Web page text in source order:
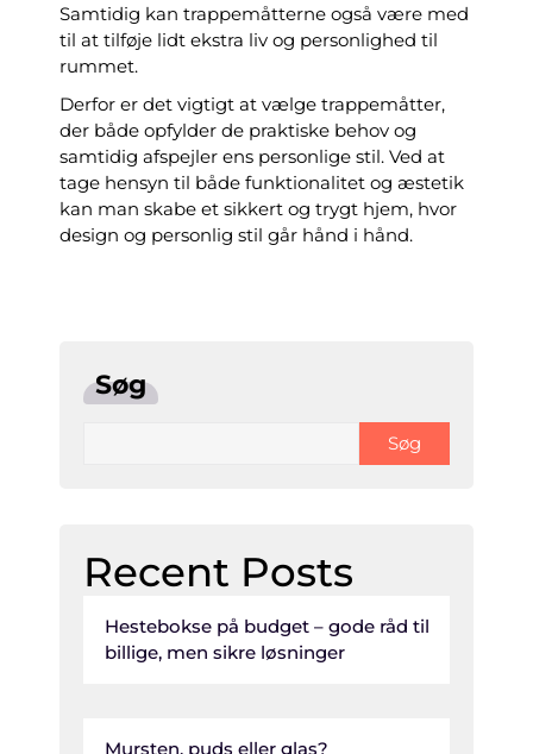
Samtidig kan trappemåtterne også være med
til at tilføje lidt ekstra liv og personlighed til
rummet.
Derfor er det vigtigt at vælge trappemåtter,
der både opfylder de praktiske behov og
samtidig afspejler ens personlige stil. Ved at
tage hensyn til både funktionalitet og æstetik
kan man skabe et sikkert og trygt hjem, hvor
design og personlig stil går hånd i hånd.
Søg
Søg
Recent Posts
Hestebokse på budget – gode råd til
billige, men sikre løsninger
Mursten, puds eller glas?